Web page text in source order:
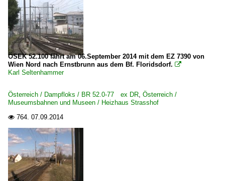
Österreich
Dampfloks
BR 30
BR 52.0-77 ex DR
Strecken
Strecke Wien-Liesing – Kaltenleutgeben
Alle Jahre
2010
2012
2013
2014
ÖSEK 52.100 fährt am 06.September 2014 mit dem EZ 7390 von
Wien Nord nach Ernstbrunn aus dem Bf. Floridsdorf. 
Karl Seltenhammer
Österreich / Dampfloks / BR 52.0-77 ex DR, Österreich /
Museumsbahnen und Museen / Heizhaus Strasshof
 764. 07.09.2014